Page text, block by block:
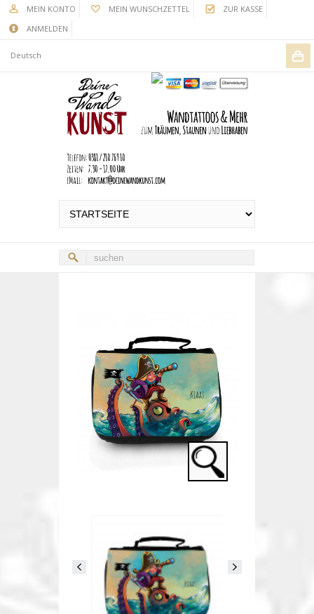
MEIN KONTO MEIN WUNSCHZETTEL
ZUR KASSE
ANMELDEN
Deutsch